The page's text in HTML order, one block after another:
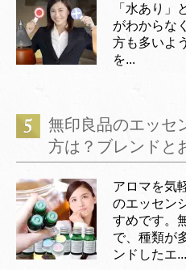
「水あり」
がわからな
方も多いよ
を...
無印良品のエッセ
方は？ブレンドと
アロマを気
のエッセン
すめです。
で、種類が
ンドしたエ...